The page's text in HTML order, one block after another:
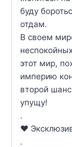
буду
отдам.
В своем
этот мир,
империю
второй
упущу!
.
‍❤️‍
.